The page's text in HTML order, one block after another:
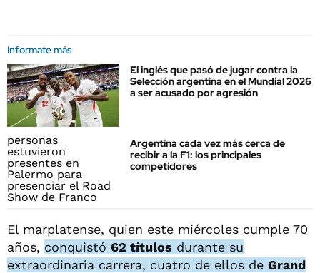
Informate más
El inglés que pasó de jugar contra la
Selección argentina en el Mundial 2026
a ser acusado por agresión
Argentina cada vez más cerca de
recibir a la F1: los principales
competidores
El marplatense, quien este miércoles cumple 70
años, conquistó 62 títulos durante su
extraordinaria carrera, cuatro de ellos de Grand